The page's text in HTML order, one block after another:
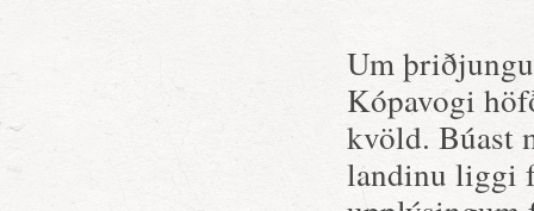
Um
Kópavogi
kvöld. Búast
landinu liggi